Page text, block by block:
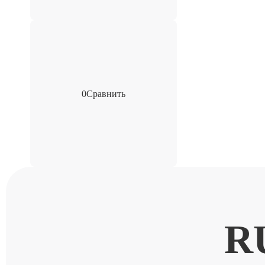
0Сравнить